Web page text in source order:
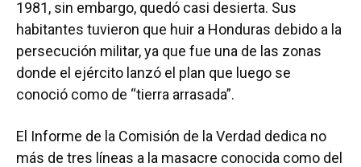
1981, sin embargo, quedó casi desierta. Sus
habitantes tuvieron que huir a Honduras debido a la
persecución militar, ya que fue una de las zonas
donde el ejército lanzó el plan que luego se
conoció como de “tierra arrasada”.
El Informe de la Comisión de la Verdad dedica no
más de tres líneas a la masacre conocida como del